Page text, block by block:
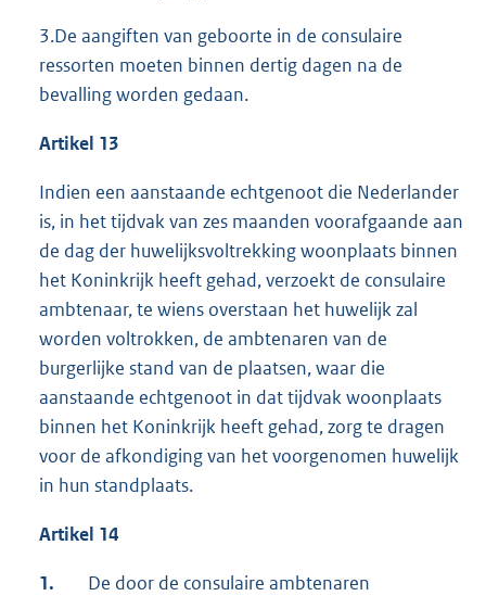
3.De aangiften van geboorte in de consulaire
ressorten moeten binnen dertig dagen na de
bevalling worden gedaan.
Artikel 13
Indien een aanstaande echtgenoot die Nederlander
is, in het tijdvak van zes maanden voorafgaande aan
de dag der huwelijksvoltrekking woonplaats binnen
het Koninkrijk heeft gehad, verzoekt de consulaire
ambtenaar, te wiens overstaan het huwelijk zal
worden voltrokken, de ambtenaren van de
burgerlijke stand van de plaatsen, waar die
aanstaande echtgenoot in dat tijdvak woonplaats
binnen het Koninkrijk heeft gehad, zorg te dragen
voor de afkondiging van het voorgenomen huwelijk
in hun standplaats.
Artikel 14
1.
De door de consulaire ambtenaren